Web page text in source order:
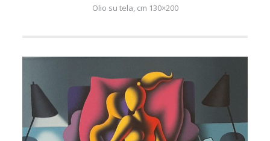
Olio su tela, cm 130×200